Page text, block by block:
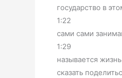
государство в
1:22
сами сами
1:29
называется
сказать